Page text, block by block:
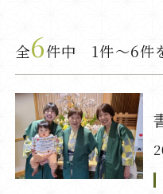
全6件中 1件～6件